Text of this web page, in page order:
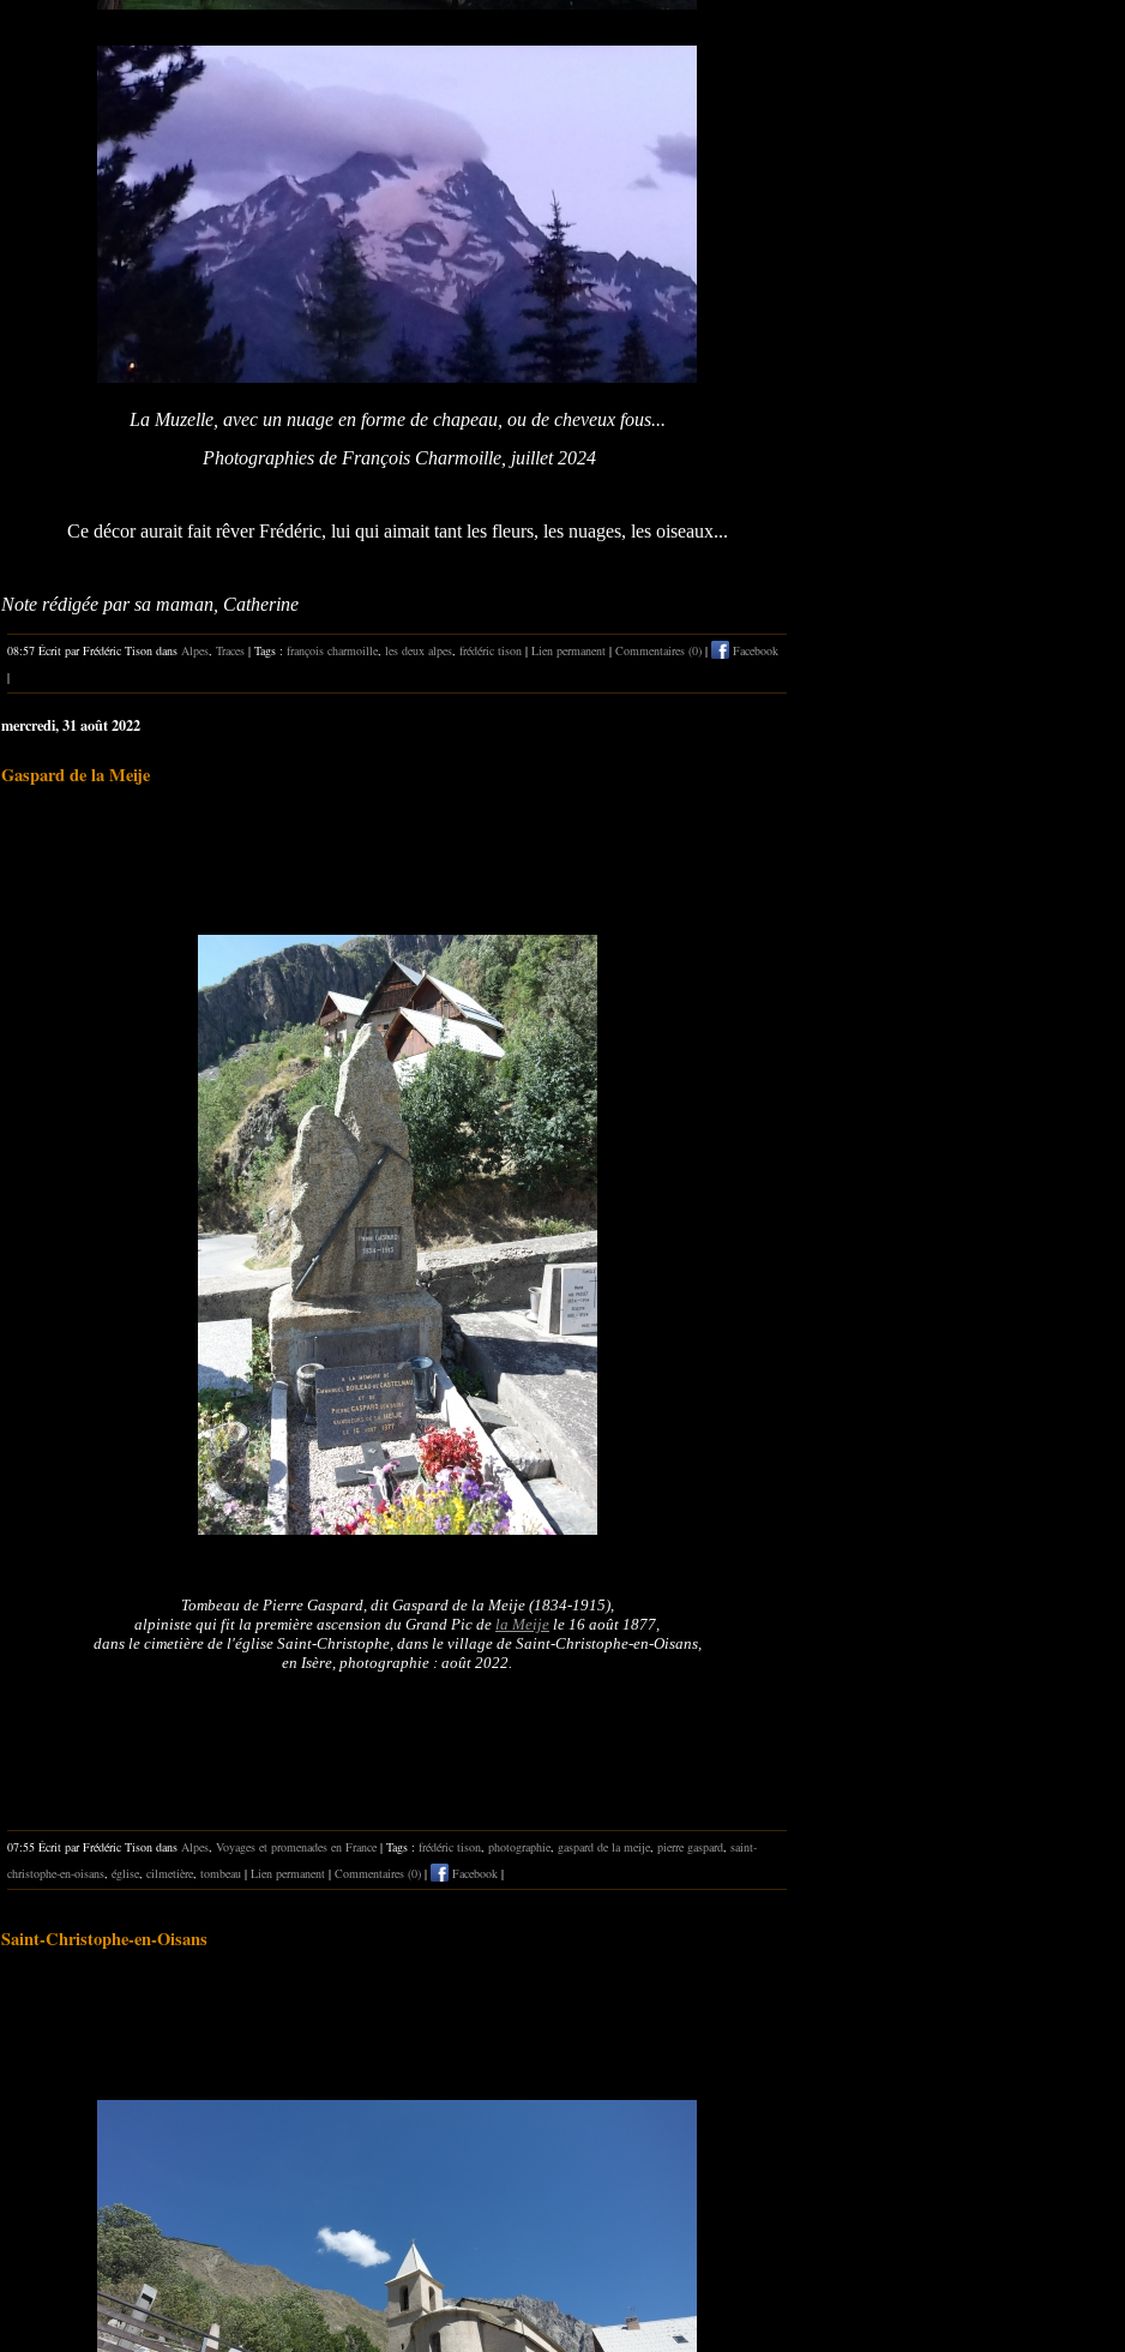
La Muzelle, avec un nuage en forme de chapeau, ou de cheveux fous...
Photographies de François Charmoille, juillet 2024
Ce décor aurait fait rêver Frédéric, lui qui aimait tant les fleurs, les nuages, les oiseaux...
Note rédigée par sa maman, Catherine
08:57 Écrit par Frédéric Tison dans Alpes Traces | Tags : françois charmoille les deux alpes frédéric tison | Lien permanent | Commentaires (0) |
Facebook
|
mercredi, 31 août 2022
Gaspard de la Meije
Tombeau de Pierre Gaspard, dit Gaspard de la Meije (1834-1915),
alpiniste qui fit la première ascension du Grand Pic de la Meije le 16 août 1877,
dans le cimetière de l'église Saint-Christophe, dans le village de Saint-Christophe-en-Oisans,
en Isère, photographie : août 2022.
07:55 Écrit par Frédéric Tison dans Alpes, Voyages et promenades en France | Tags : frédéric tison, photographie, gaspard de la meije, pierre gaspard, saint-
christophe-en-oisans, église, cilmetière, tombeau | Lien permanent | Commentaires (0) | Facebook |
Saint-Christophe-en-Oisans